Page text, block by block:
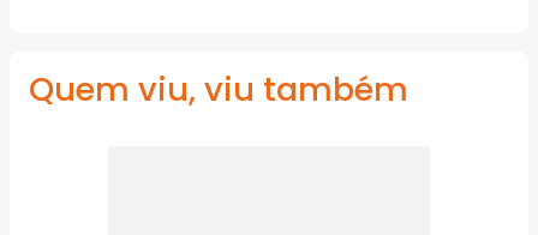
Quem viu, viu também